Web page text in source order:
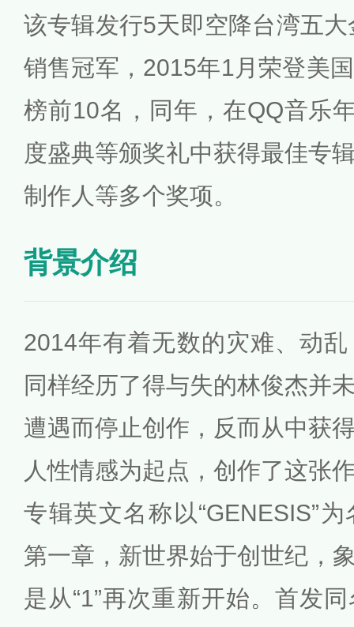
该专辑发行5天即空降台湾五
销售冠军，2015年1月荣登美
榜前10名，同年，在QQ音乐
度盛典等颁奖礼中获得最佳专
制作人等多个奖项。
背景介绍
2014年有着无数的灾难、动
同样经历了得与失的林俊杰并
遭遇而停止创作，反而从中获
人性情感为起点，创作了这张
专辑英文名称以“GENESIS”
第一章，新世界始于创世纪，
是从“1”再次重新开始。首发